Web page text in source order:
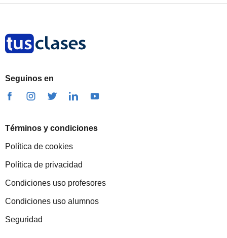
Seguinos en
Términos y condiciones
Política de cookies
Política de privacidad
Condiciones uso profesores
Condiciones uso alumnos
Seguridad